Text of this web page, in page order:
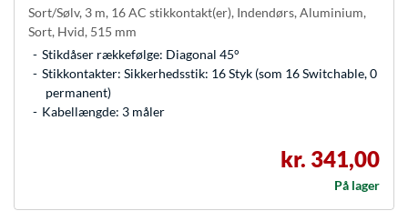
Sort/Sølv, 3 m, 16 AC stikkontakt(er), Indendørs, Aluminium,
Sort, Hvid, 515 mm
Stikdåser rækkefølge: Diagonal 45°
Stikkontakter: Sikkerhedsstik: 16 Styk (som 16 Switchable, 0
permanent)
Kabellængde: 3 måler
kr. 341,00
På lager